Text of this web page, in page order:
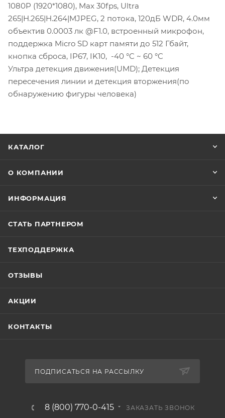
1080P (1920*1080), Max 30fps, Ultra
265|H.265|H.264|MJPEG, 2 потока, 120дБ WDR, 4.0мм
объектив 0.0003 лк @F1.0, встроенный микрофон,
поддержка Micro SD карт памяти до 512 Гбайт,
кнопка сброса, IP67, IK10, -40 °C ~ 60 °C
Ультра детекция движения(UMD); Детекция
пересечения линии и детекция вторжения(по
обнаружению фигуры человека)
КАТАЛОГ
О КОМПАНИИ
ИНФОРМАЦИЯ
СТАТЬ ПАРТНЕРОМ
ТЕХПОДДЕРЖКА
ОТЗЫВЫ
АКЦИИ
КОНТАКТЫ
ПОДПИСАТЬСЯ НА РАССЫЛКУ
8 (800) 770-0-415 ЗАКАЗАТЬ ЗВОНОК